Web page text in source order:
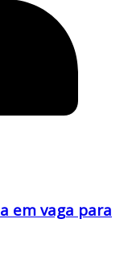
em vaga para